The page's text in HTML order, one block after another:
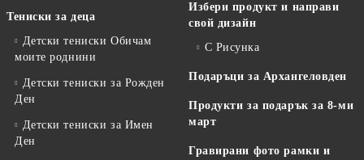
Тениски за деца
Детски тениски Обичам
моите роднини
Детски тениски за Рожден
Ден
Детски тениски за Имен
Ден
Избери продукт и направи
свой дизайн
С Рисунка
Подаръци за Архангеловден
Продукти за подарък за 8-ми
март
Гравирани фото рамки и